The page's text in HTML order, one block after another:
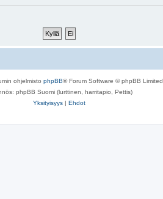
ohjelmisto phpBB® Forum Software © phpBB Limited
phpBB Suomi (lurttinen, harritapio, Pettis)
Yksityisyys | Ehdot